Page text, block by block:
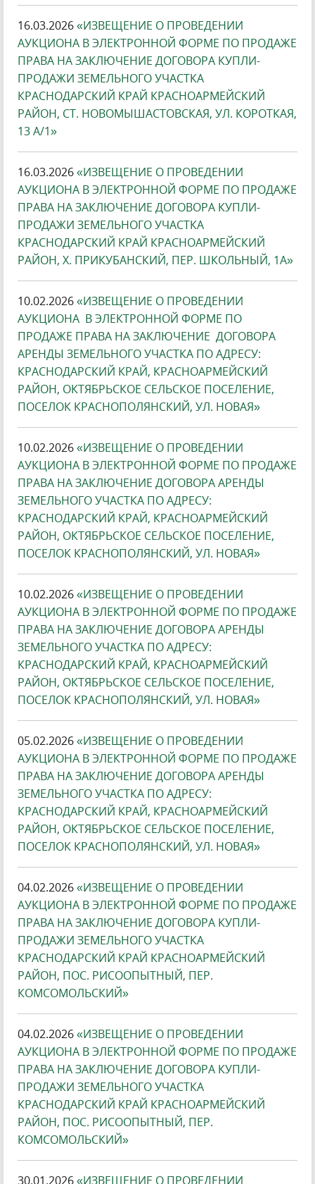
16.03.2026«ИЗВЕЩЕНИЕ О ПРОВЕДЕНИИ
АУКЦИОНА В ЭЛЕКТРОННОЙ ФОРМЕ ПО ПРОДАЖЕ
ПРАВА НА ЗАКЛЮЧЕНИЕ ДОГОВОРА КУПЛИ-
ПРОДАЖИ ЗЕМЕЛЬНОГО УЧАСТКА
КРАСНОДАРСКИЙ КРАЙ КРАСНОАРМЕЙСКИЙ
РАЙОН, СТ. НОВОМЫШАСТОВСКАЯ, УЛ. КОРОТКАЯ,
13 А/1»
16.03.2026«ИЗВЕЩЕНИЕ О ПРОВЕДЕНИИ
АУКЦИОНА В ЭЛЕКТРОННОЙ ФОРМЕ ПО ПРОДАЖЕ
ПРАВА НА ЗАКЛЮЧЕНИЕ ДОГОВОРА КУПЛИ-
ПРОДАЖИ ЗЕМЕЛЬНОГО УЧАСТКА
КРАСНОДАРСКИЙ КРАЙ КРАСНОАРМЕЙСКИЙ
РАЙОН, Х. ПРИКУБАНСКИЙ, ПЕР. ШКОЛЬНЫЙ, 1А»
10.02.2026«ИЗВЕЩЕНИЕ О ПРОВЕДЕНИИ
АУКЦИОНА В ЭЛЕКТРОННОЙ ФОРМЕ ПО
ПРОДАЖЕ ПРАВА НА ЗАКЛЮЧЕНИЕ ДОГОВОРА
АРЕНДЫ ЗЕМЕЛЬНОГО УЧАСТКА ПО АДРЕСУ:
КРАСНОДАРСКИЙ КРАЙ, КРАСНОАРМЕЙСКИЙ
РАЙОН, ОКТЯБРЬСКОЕ СЕЛЬСКОЕ ПОСЕЛЕНИЕ,
ПОСЕЛОК КРАСНОПОЛЯНСКИЙ, УЛ. НОВАЯ»
10.02.2026«ИЗВЕЩЕНИЕ О ПРОВЕДЕНИИ
АУКЦИОНА В ЭЛЕКТРОННОЙ ФОРМЕ ПО ПРОДАЖЕ
ПРАВА НА ЗАКЛЮЧЕНИЕ ДОГОВОРА АРЕНДЫ
ЗЕМЕЛЬНОГО УЧАСТКА ПО АДРЕСУ:
КРАСНОДАРСКИЙ КРАЙ, КРАСНОАРМЕЙСКИЙ
РАЙОН, ОКТЯБРЬСКОЕ СЕЛЬСКОЕ ПОСЕЛЕНИЕ,
ПОСЕЛОК КРАСНОПОЛЯНСКИЙ, УЛ. НОВАЯ»
10.02.2026«ИЗВЕЩЕНИЕ О ПРОВЕДЕНИИ
АУКЦИОНА В ЭЛЕКТРОННОЙ ФОРМЕ ПО ПРОДАЖЕ
ПРАВА НА ЗАКЛЮЧЕНИЕ ДОГОВОРА АРЕНДЫ
ЗЕМЕЛЬНОГО УЧАСТКА ПО АДРЕСУ:
КРАСНОДАРСКИЙ КРАЙ, КРАСНОАРМЕЙСКИЙ
РАЙОН, ОКТЯБРЬСКОЕ СЕЛЬСКОЕ ПОСЕЛЕНИЕ,
ПОСЕЛОК КРАСНОПОЛЯНСКИЙ, УЛ. НОВАЯ»
05.02.2026«ИЗВЕЩЕНИЕ О ПРОВЕДЕНИИ
АУКЦИОНА В ЭЛЕКТРОННОЙ ФОРМЕ ПО ПРОДАЖЕ
ПРАВА НА ЗАКЛЮЧЕНИЕ ДОГОВОРА АРЕНДЫ
ЗЕМЕЛЬНОГО УЧАСТКА ПО АДРЕСУ:
КРАСНОДАРСКИЙ КРАЙ, КРАСНОАРМЕЙСКИЙ
РАЙОН, ОКТЯБРЬСКОЕ СЕЛЬСКОЕ ПОСЕЛЕНИЕ,
ПОСЕЛОК КРАСНОПОЛЯНСКИЙ, УЛ. НОВАЯ»
04.02.2026«ИЗВЕЩЕНИЕ О ПРОВЕДЕНИИ
АУКЦИОНА В ЭЛЕКТРОННОЙ ФОРМЕ ПО ПРОДАЖЕ
ПРАВА НА ЗАКЛЮЧЕНИЕ ДОГОВОРА КУПЛИ-
ПРОДАЖИ ЗЕМЕЛЬНОГО УЧАСТКА
КРАСНОДАРСКИЙ КРАЙ КРАСНОАРМЕЙСКИЙ
РАЙОН, ПОС. РИСООПЫТНЫЙ, ПЕР.
КОМСОМОЛЬСКИЙ»
04.02.2026«ИЗВЕЩЕНИЕ О ПРОВЕДЕНИИ
АУКЦИОНА В ЭЛЕКТРОННОЙ ФОРМЕ ПО ПРОДАЖЕ
ПРАВА НА ЗАКЛЮЧЕНИЕ ДОГОВОРА КУПЛИ-
ПРОДАЖИ ЗЕМЕЛЬНОГО УЧАСТКА
КРАСНОДАРСКИЙ КРАЙ КРАСНОАРМЕЙСКИЙ
РАЙОН, ПОС. РИСООПЫТНЫЙ, ПЕР.
КОМСОМОЛЬСКИЙ»
30.01.2026«ИЗВЕЩЕНИЕ О ПРОВЕДЕНИИ